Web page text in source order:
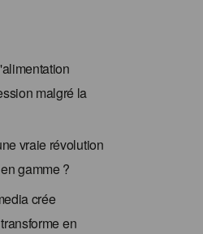
malgré la
vraie révolution
gamme ?
crée
en